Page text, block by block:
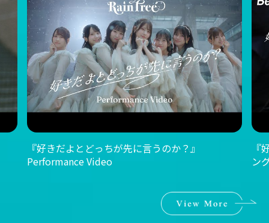
『好きだよとどっちが先に言うのか？』MVメイキ
ング
『